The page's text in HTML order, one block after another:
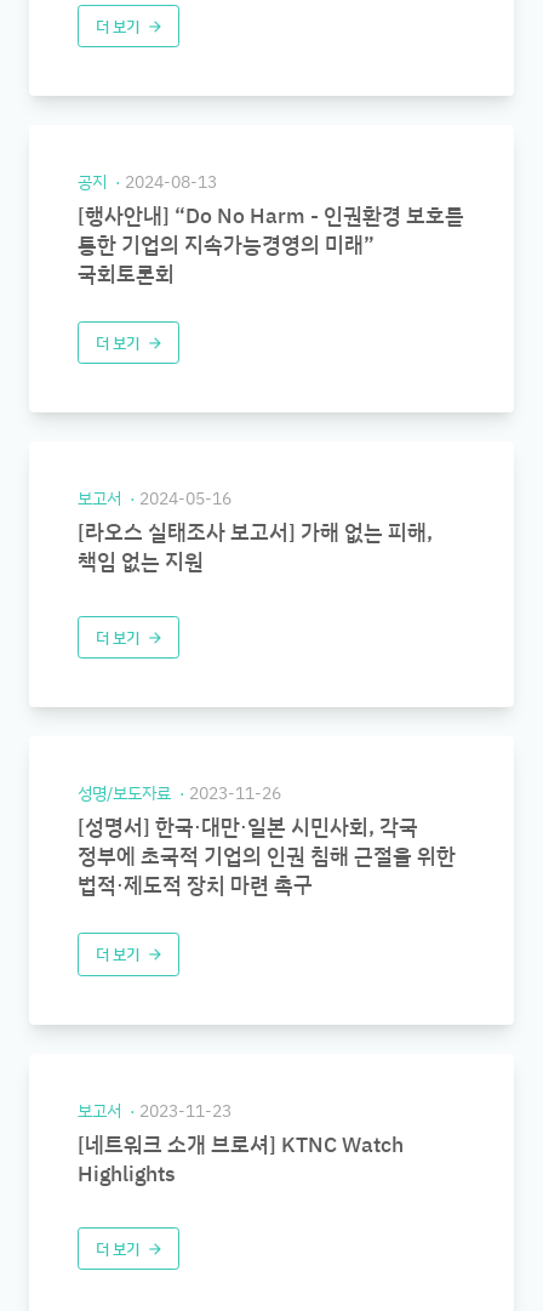
더 보기 arrow_forward
공지 2024-08-13
[행사안내] “Do No Harm - 인권환경 보호를
통한 기업의 지속가능경영의 미래”
국회토론회
더 보기 arrow_forward
보고서 2024-05-16
[라오스 실태조사 보고서] 가해 없는 피해,
책임 없는 지원
더 보기 arrow_forward
성명/보도자료 2023-11-26
[성명서] 한국⋅대만⋅일본 시민사회, 각국
정부에 초국적 기업의 인권 침해 근절을 위한
법적⋅제도적 장치 마련 촉구
더 보기 arrow_forward
보고서 2023-11-23
[네트워크 소개 브로셔] KTNC Watch
Highlights
더 보기 arrow_forward